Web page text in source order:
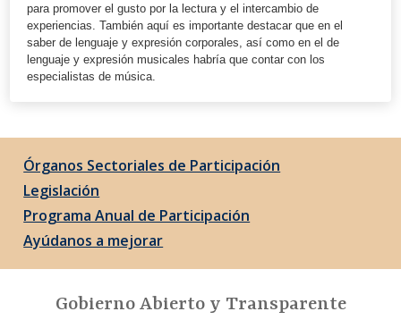
para promover el gusto por la lectura y el intercambio de
experiencias. También aquí es importante destacar que en el
saber de lenguaje y expresión corporales, así como en el de
lenguaje y expresión musicales habría que contar con los
especialistas de música.
Órganos Sectoriales de Participación
Legislación
Programa Anual de Participación
Ayúdanos a mejorar
Gobierno Abierto y Transparente